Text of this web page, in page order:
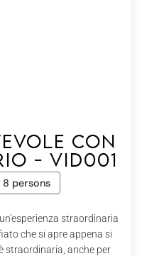
con
- Vid001
8 persons
straordinaria
che si apre appena si
straordinaria, anche per